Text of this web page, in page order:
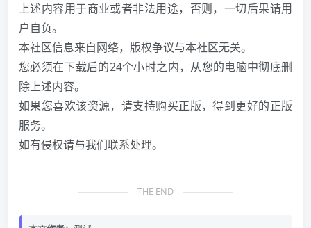
上述内容用于商业或者非法用途，否则，一切后果请用
户自负。
本社区信息来自网络，版权争议与本社区无关。
您必须在下载后的24个小时之内，从您的电脑中彻底删
除上述内容。
如果您喜欢该资源，请支持购买正版，得到更好的正版
服务。
如有侵权请与我们联系处理。
THE END